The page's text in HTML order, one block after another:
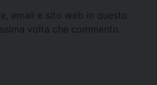
email e sito web in questo
volta che commento.